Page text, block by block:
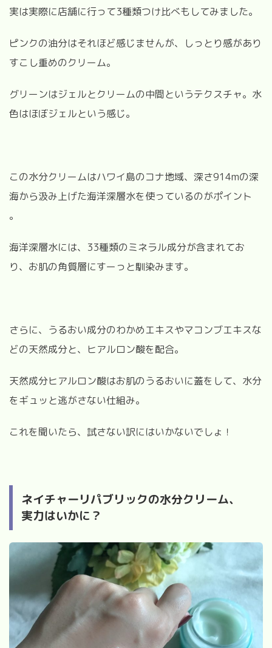
実は実際に店舗に行って3種類つけ比べもしてみました。
ピンクの油分はそれほど感じませんが、しっとり感があり
すこし重めのクリーム。
グリーンはジェルとクリームの中間というテクスチャ。水
色はほぼジェルという感じ。
この水分クリームはハワイ島のコナ地域、深さ914mの深
海から汲み上げた海洋深層水を使っているのがポイント
。
海洋深層水には、33種類のミネラル成分が含まれてお
り、お肌の角質層にすーっと馴染みます。
さらに、うるおい成分のわかめエキスやマコンブエキスな
どの天然成分と、ヒアルロン酸を配合。
天然成分ヒアルロン酸はお肌のうるおいに蓋をして、水分
をギュッと逃がさない仕組み。
これを聞いたら、試さない訳にはいかないでしょ！
ネイチャーリパブリックの水分クリーム、
実力はいかに？